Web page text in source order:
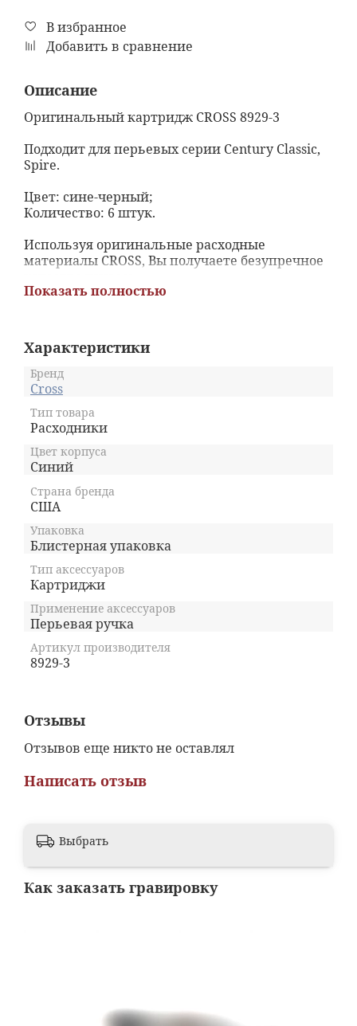
В избранное
Добавить в сравнение
Описание
Оригинальный картридж CROSS 8929-3
Подходит для перьевых серии Century Classic,
Spire.
Цвет: сине-черный;
Количество: 6 штук.
Используя оригинальные расходные
материалы СROSS, Вы получаете безупречное
Показать полностью
Характеристики
Бренд
Cross
Тип товара
Расходники
Цвет корпуса
Синий
Страна бренда
США
Упаковка
Блистерная упаковка
Тип аксессуаров
Картриджи
Применение аксессуаров
Перьевая ручка
Артикул производителя
8929-3
Отзывы
Отзывов еще никто не оставлял
Написать отзыв
Выбрать
Как заказать гравировку